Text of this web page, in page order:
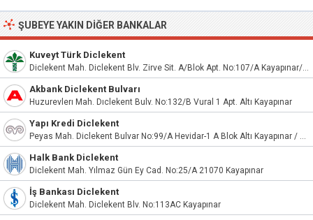
ŞUBEYE YAKIN DIĞER BANKALAR
Kuveyt Türk Diclekent
Diclekent Mah. Diclekent Blv. Zirve Sit. A/Blok Apt. No:107/A Kayapınar/Diyarbakır
Akbank Diclekent Bulvarı
Huzurevlerı Mah. Dıclekent Bulv. No:132/B Vural 1 Apt. Altı Kayapınar
Yapı Kredi Diclekent
Peyas Mah. Diclekent Bulvar No:99/A Hevidar-1 A Blok Altı Kayapınar / Diyarbakır
Halk Bank Diclekent
Diclekent Mah. Yılmaz Gün Ey Cad. No:25/A 21070 Kayapınar
İş Bankası Diclekent
Diclekent Mah. Diclekent Blv. No:113AC Kayapınar